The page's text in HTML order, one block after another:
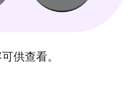
供查看。